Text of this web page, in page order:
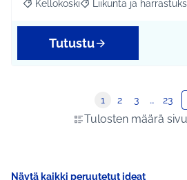
Rajaa tulokset aihepiirin mukaan:
Kellokoski Rajaa tulokset teeman
Liikunta ja
Tutustu
Tulosten määrä
1 2 3 … 23
Näytä kaikki peruutetut ideat